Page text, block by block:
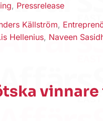
, Pressrelease
Källström,
Hellenius, Naveen